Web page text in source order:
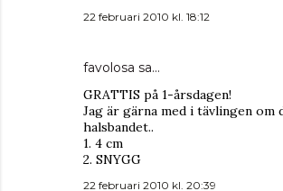
22 februari 2010 kl. 18:12
favolosa sa…
GRATTIS på 1-årsdagen!
Jag är gärna med i tävlingen om
halsbandet..
1. 4 cm
2. SNYGG
22 februari 2010 kl. 20:39